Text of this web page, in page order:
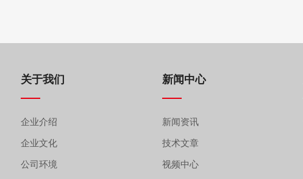
关于我们
企业介绍
企业文化
公司环境
新闻中心
新闻资讯
技术文章
视频中心